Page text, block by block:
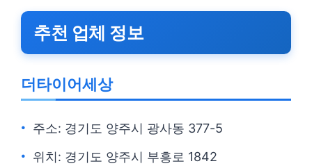
추천 업체 정보
더타이어세상
주소: 경기도 양주시 광사동 377-5
위치: 경기도 양주시 부흥로 1842